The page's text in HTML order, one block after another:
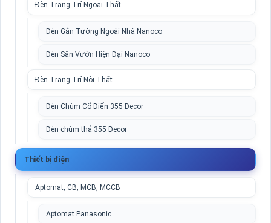
Đèn Trang Trí Ngoại Thất
Đèn Gắn Tường Ngoài Nhà Nanoco
Đèn Sân Vườn Hiện Đại Nanoco
Đèn Trang Trí Nội Thất
Đèn Chùm Cổ Điển 355 Decor
Đèn chùm thả 355 Decor
Thiết bị điện
Aptomat, CB, MCB, MCCB
Aptomat Panasonic